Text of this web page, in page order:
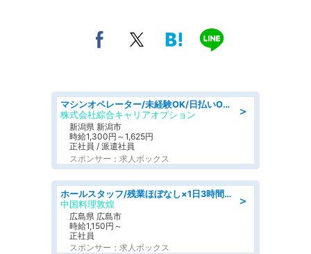
＞
マシンオペレーター/未経験OK/日払いOK/寮費無料/交替制/20・30・40代活躍中
株式会社綜合キャリアオプション
新潟県 新潟市
時給1,300円～1,625円
正社員 / 派遣社員
スポンサー：求人ボックス
＞
ホールスタッフ/残業ほぼなし×1日3時間〜勤務OK!フォロー体制も充実/広島県/広島市南区
中国料理敦煌
広島県 広島市
時給1,150円～
正社員
スポンサー：求人ボックス